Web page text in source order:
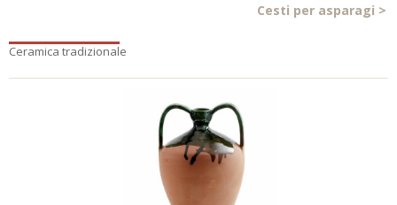
Cesti per asparagi >
Ceramica tradizionale